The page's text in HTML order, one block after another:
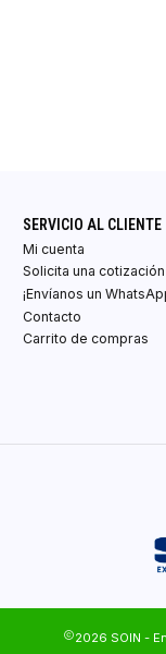
SERVICIO AL CLIENTE
Mi cuenta
Solicita una
¡Envíanos un
Contacto
Carrito de compras
2026 SOIN -